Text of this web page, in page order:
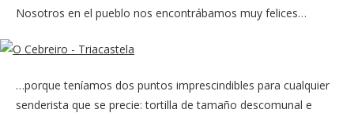
Nosotros en el pueblo nos encontrábamos muy felices…
…porque teníamos dos puntos imprescindibles para cualquier
senderista que se precie: tortilla de tamaño descomunal e